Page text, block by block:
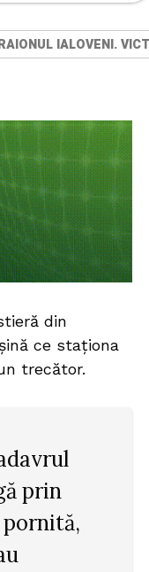
IALOVENI.
din
ce staționa
trecător.
prin